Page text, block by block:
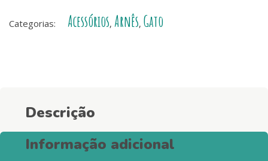
+
Categorias: Acessórios, Arnês, Gato
Descrição
Informação adicional